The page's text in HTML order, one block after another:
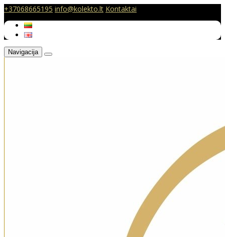
+37068665195 info@kolekto.lt Kontaktai
Navigacija